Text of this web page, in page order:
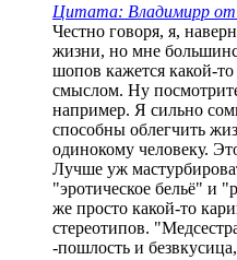
Цитата: Владимирр от
Честно говоря, я,
жизни, но мне
шопов кажется какой-
смыслом. Ну
например. Я сильно
способны облегчить
одинокому человеку.
Лучше уж
"эротическое бельё" и
же просто какой-то
стереотипов.
-пошлость и